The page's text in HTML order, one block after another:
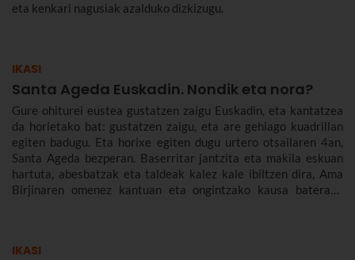
eta kenkari nagusiak azalduko dizkizugu.
IKASI
Santa Ageda Euskadin. Nondik eta nora?
Gure ohiturei eustea gustatzen zaigu Euskadin, eta kantatzea
da horietako bat: gustatzen zaigu, eta are gehiago kuadrillan
egiten badugu. Eta horixe egiten dugu urtero otsailaren 4an,
Santa Ageda bezperan. Baserritar jantzita eta makila eskuan
hartuta, abesbatzak eta taldeak kalez kale ibiltzen dira, Ama
Birjinaren omenez kantuan eta ongintzako kausa baterako
IKASI